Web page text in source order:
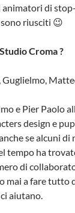
animatori di
riusciti 😉
Croma ?
e Pier Paolo
design e
se alcuni di
tempo ha
di
mai a fare tutto
aiutano.